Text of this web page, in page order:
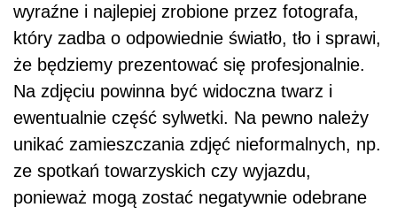
wyraźne i najlepiej zrobione przez fotografa,
który zadba o odpowiednie światło, tło i sprawi,
że będziemy prezentować się profesjonalnie.
Na zdjęciu powinna być widoczna twarz i
ewentualnie część sylwetki. Na pewno należy
unikać zamieszczania zdjęć nieformalnych, np.
ze spotkań towarzyskich czy wyjazdu,
ponieważ mogą zostać negatywnie odebrane